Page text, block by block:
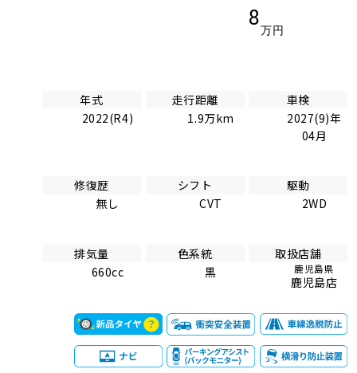
8
万円
年式
2022(R4)
走行距離
1.9万km
車検
2027(9)年
04月
修復歴
無し
シフト
CVT
駆動
2WD
排気量
660cc
色系統
黒
取扱店舗
鹿児島県
鹿児島店